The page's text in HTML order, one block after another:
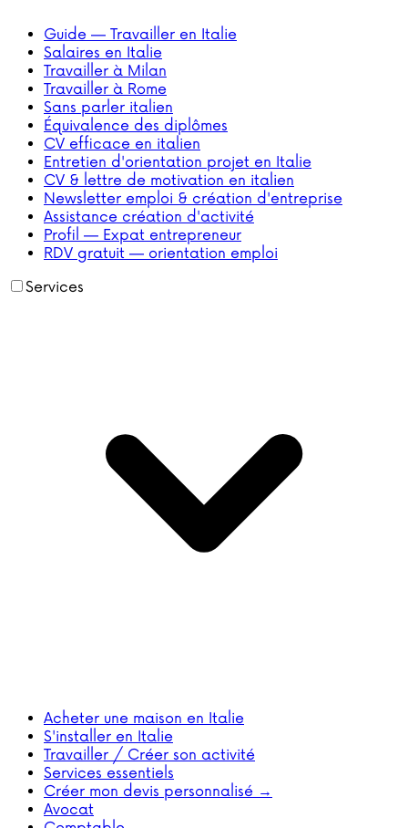
Guide — Travailler en Italie
Salaires en Italie
Travailler à Milan
Travailler à Rome
Sans parler italien
Équivalence des diplômes
CV efficace en italien
Entretien d'orientation projet en Italie
CV & lettre de motivation en italien
Newsletter emploi & création d'entreprise
Assistance création d'activité
Profil — Expat entrepreneur
RDV gratuit — orientation emploi
Services
Acheter une maison en Italie
S'installer en Italie
Travailler / Créer son activité
Services essentiels
Créer mon devis personnalisé →
Avocat